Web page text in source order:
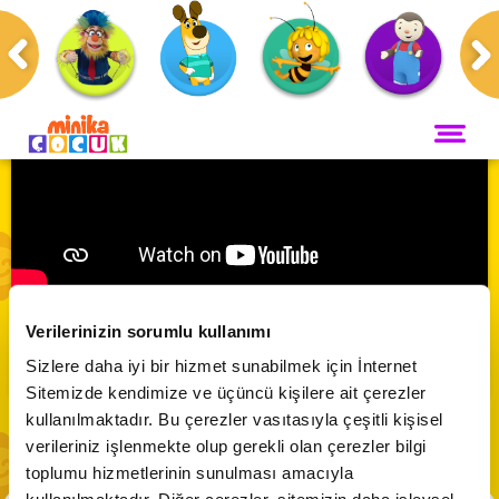
Verilerinizin sorumlu kullanımı
Sizlere daha iyi bir hizmet sunabilmek için İnternet
Sitemizde kendimize ve üçüncü kişilere ait çerezler
kullanılmaktadır. Bu çerezler vasıtasıyla çeşitli kişisel
verileriniz işlenmekte olup gerekli olan çerezler bilgi
toplumu hizmetlerinin sunulması amacıyla
PROGRAMLAR
Maceracı Yüzgeçler
Bi' Adada Bi' Arada
Arı Maya
Çupi
Akika ve Sahara
VİDEO
CANLI YAYIN
Programlar Neşeli Dünyam
Neşeli Dünyam | İKİ BÖLÜM BİR ARADA
Abone Ol